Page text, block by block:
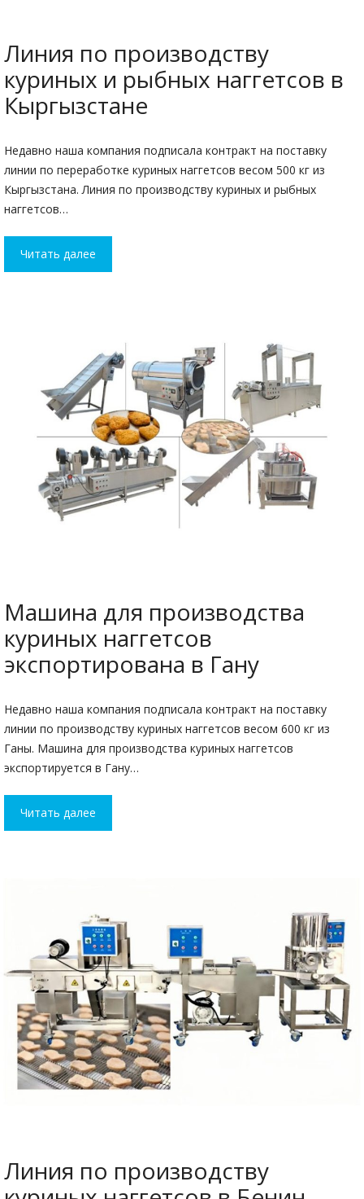
Линия по производству
куриных и рыбных наггетсов в
Кыргызстане
Недавно наша компания подписала контракт на поставку
линии по переработке куриных наггетсов весом 500 кг из
Кыргызстана. Линия по производству куриных и рыбных
наггетсов…
Читать далее
Машина для производства
куриных наггетсов
экспортирована в Гану
Недавно наша компания подписала контракт на поставку
линии по производству куриных наггетсов весом 600 кг из
Ганы. Машина для производства куриных наггетсов
экспортируется в Гану…
Читать далее
Линия по производству